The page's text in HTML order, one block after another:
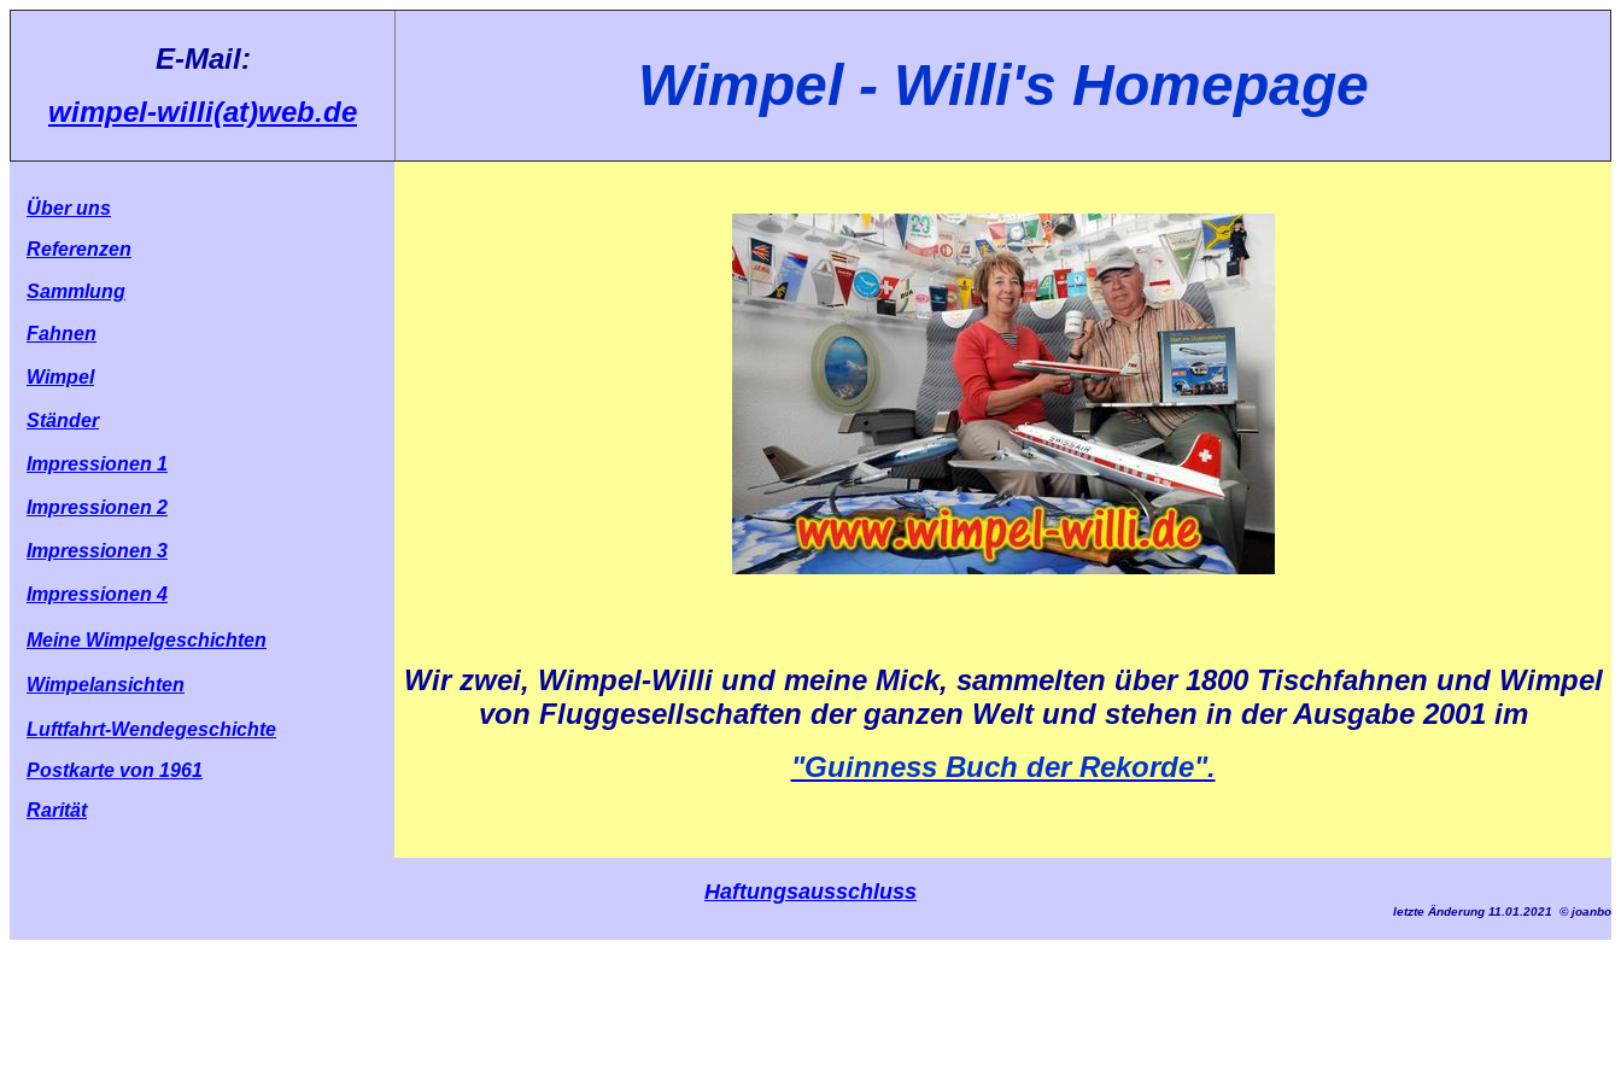
E-Mail:
wimpel-willi(at)web.de
Wimpel - Willi's Homepage
Über uns
Referenzen
Sammlung
Fahnen
Wimpel
Ständer
Impressionen 1
Impressionen 2
Impressionen 3
Impressionen 4
Meine Wimpelgeschichten
Wir zwei, Wimpel-Willi und meine Mick, sammelten über 1800 Tischfahnen und Wimpel
von Fluggesellschaften der ganzen Welt und stehen in der Ausgabe 2001 im
"Guinness Buch der Rekorde".
Wimpelansichten
Luftfahrt-Wendegeschichte
Postkarte von 1961
Rarität
Haftungsausschluss
letzte Änderung 11.01.2021 © joanbo